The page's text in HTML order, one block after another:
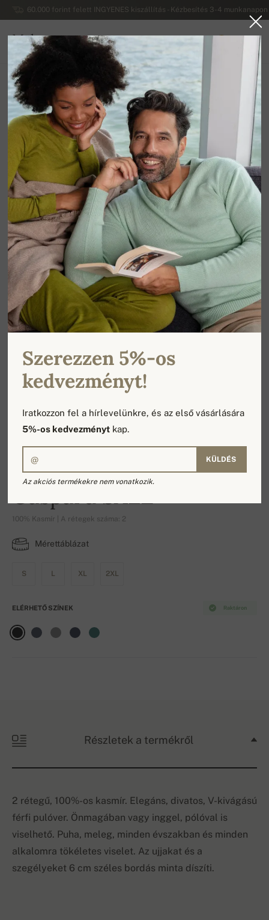
60.000 forint felett INGYENES kiszállítás - Kézbesítés 3-4
Mahogany
MAGYARORSZÁG
Vissza a főoldalra
-19%
Gaspard SALE
100% Kasmír | A rétegek száma: 2
Mérettáblázat
S L XL 2XL
Raktáron
ELÉRHETŐ SZÍNEK
Részletek a termékről
2 rétegű, 100%-os kasmír. Elegáns, divatos, V-kivágású
férfi pulóver. Önmagában vagy inggel, pólóval is
viselhető. Puha, meleg, minden évszakban és minden
alkalomra tökéletes viselet. Az ujjakat és a
szegélyeket 6 cm széles bordás minta díszíti.
Szerezzen 5%-os
kedvezményt!
Iratkozzon fel a hírlevelünkre, és az első vásárlására
5%-os kedvezményt kap.
KÜLDÉS
Az akciós termékekre nem vonatkozik.